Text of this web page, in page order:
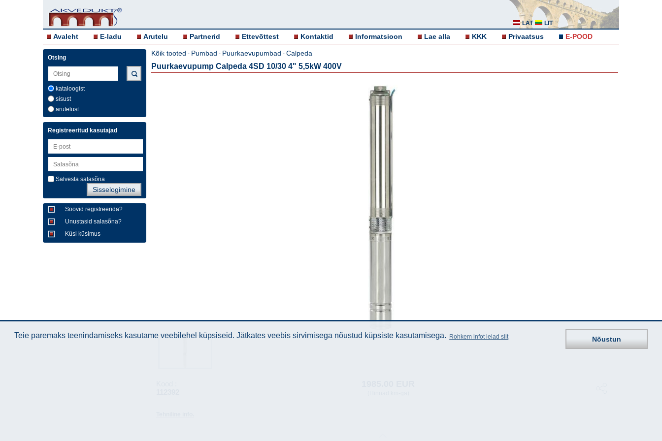
LAT LIT
Avaleht E-ladu Arutelu Partnerid Ettevõttest Kontaktid Informatsioon Lae alla KKK Privaatsus E-POOD
Otsing
kataloogist
sisust
arutelust
Registreeritud kasutajad
Salvesta salasõna
Soovid registreerida?
Unustasid salasõna?
Küsi küsimus
Kõik tooted - Pumbad - Puurkaevupumbad - Calpeda
Puurkaevupump Calpeda 4SD 10/30 4" 5,5kW 400V
Teie paremaks teenindamiseks kasutame veebilehel küpsiseid. Jätkates veebis sirvimisega nõustud küpsiste kasutamisega. Rohkem infot leiad siit Nõustun